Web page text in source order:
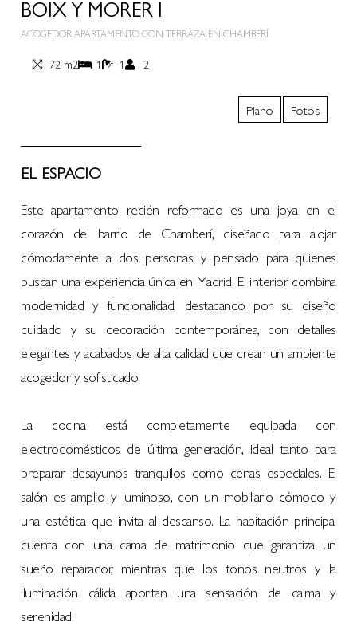
BOIX Y MORER I
ACOGEDOR APARTAMENTO CON TERRAZA EN CHAMBERÍ
72 m2 1 1 2
Plano Fotos
EL ESPACIO
Este apartamento recién reformado es una joya en el
corazón del barrio de Chamberí, diseñado para alojar
cómodamente a dos personas y pensado para quienes
buscan una experiencia única en Madrid. El interior combina
modernidad y funcionalidad, destacando por su diseño
cuidado y su decoración contemporánea, con detalles
elegantes y acabados de alta calidad que crean un ambiente
acogedor y sofisticado.
La cocina está completamente equipada con
electrodomésticos de última generación, ideal tanto para
preparar desayunos tranquilos como cenas especiales. El
salón es amplio y luminoso, con un mobiliario cómodo y
una estética que invita al descanso. La habitación principal
cuenta con una cama de matrimonio que garantiza un
sueño reparador, mientras que los tonos neutros y la
iluminación cálida aportan una sensación de calma y
serenidad.